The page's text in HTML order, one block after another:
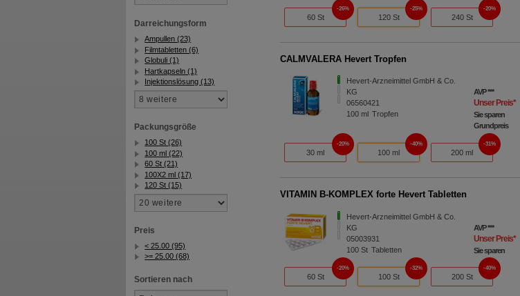
Darreichungsform
Ampullen (23)
Filmtabletten (6)
Globuli (1)
Hartkapseln (1)
Injektionslösung (13)
Packungsgröße
100 St (26)
100 ml (22)
60 St (21)
100X2 ml (17)
120 St (15)
Preis
< 25.00 (95)
>= 25.00 (68)
Sortieren nach
60 St
26%
120 St
25%
240 St
20%
CALMVALERA Hevert Tropfen
Hevert-Arzneimittel GmbH & Co.
KG
06560421
100 ml Tropfen
AVP***
Unser Preis*
Sie sparen
Grundpreis
30 ml
20%
100 ml
40%
200 ml
31%
VITAMIN B-KOMPLEX forte Hevert Tabletten
Hevert-Arzneimittel GmbH & Co.
KG
05003931
100St Tabletten
AVP***
Unser Preis*
Sie sparen
60 St
20%
100 St
32%
200 St
40%